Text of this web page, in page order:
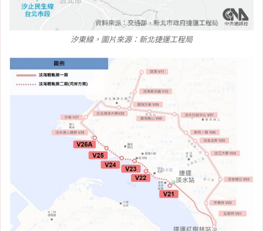
汐東線，圖片來源：新北捷運工程局